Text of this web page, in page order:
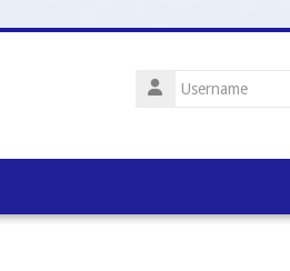
Username